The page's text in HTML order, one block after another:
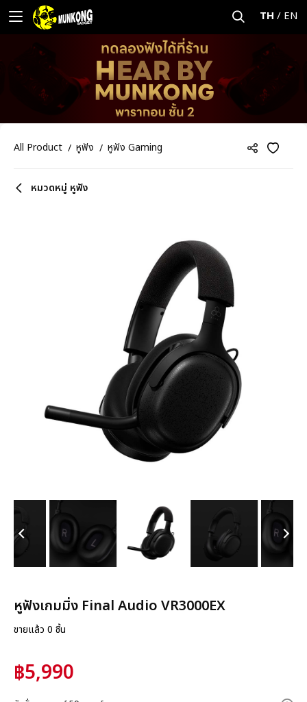
TH / EN
All Product หูฟัง หูฟัง Gaming
หมวดหมู่ หูฟัง
หูฟังเกมมิ่ง Final Audio VR3000EX
ขายแล้ว 0 ชิ้น
฿5,990